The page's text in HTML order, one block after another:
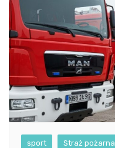
sport Straż pożarna